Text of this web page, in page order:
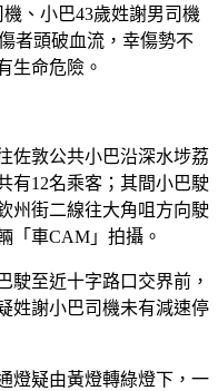
、小巴43歲姓謝男司機
者頭破血流，幸傷勢不
生命危險。
佐敦公共小巴沿深水埗荔
有12名乘客；其間小巴駛
州街二線往大角咀方向駛
「車CAM」拍攝。
駛至近十字路口交界前，
姓謝小巴司機未有減速停
燈疑由黃燈轉綠燈下，一